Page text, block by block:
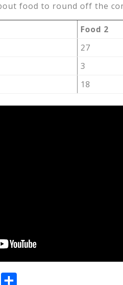
food to round off the
Food 2
27
3
18
Odnoklassniki